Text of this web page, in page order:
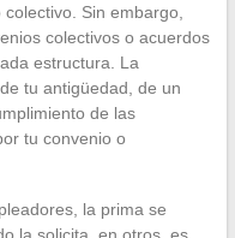
Sin embargo,
colectivos o acuerdos
estructura. La
tu antigüedad, de un
de las
tu convenio o
la prima se